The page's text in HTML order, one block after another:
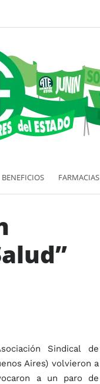
BENEFICIOS FARMACIAS
Sindical de
Aires) volvieron a
a un paro de